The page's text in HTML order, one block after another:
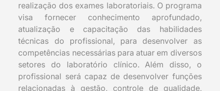
realização dos exames laboratoriais. O programa
visa fornecer conhecimento aprofundado,
atualização e capacitação das habilidades
técnicas do profissional, para desenvolver as
competências necessárias para atuar em diversos
setores do laboratório clínico. Além disso, o
profissional será capaz de desenvolver funções
relacionadas à gestão, controle de qualidade,